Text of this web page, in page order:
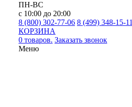
ПН-ВС
с 10:00 до 20:00
8 (800) 302-77-06 8 (499) 348-15-11
КОРЗИНА
0 товаров. Заказать звонок
Меню